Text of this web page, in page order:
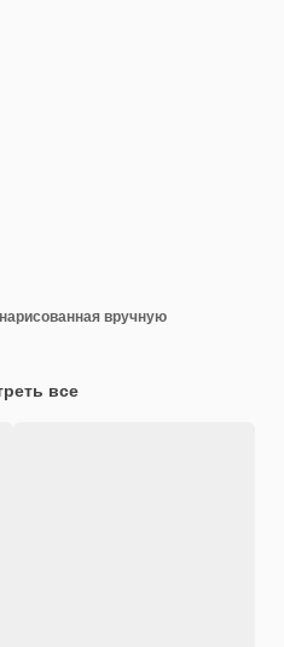
вручную
все